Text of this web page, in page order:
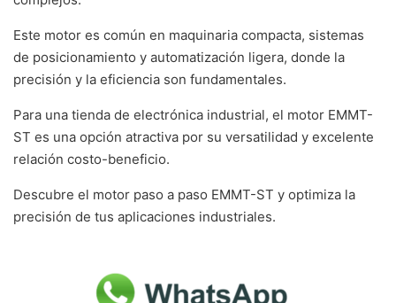
Este motor es común en maquinaria compacta, sistemas
de posicionamiento y automatización ligera, donde la
precisión y la eficiencia son fundamentales.
Para una tienda de electrónica industrial, el motor EMMT-
ST es una opción atractiva por su versatilidad y excelente
relación costo-beneficio.
Descubre el motor paso a paso EMMT-ST y optimiza la
precisión de tus aplicaciones industriales.